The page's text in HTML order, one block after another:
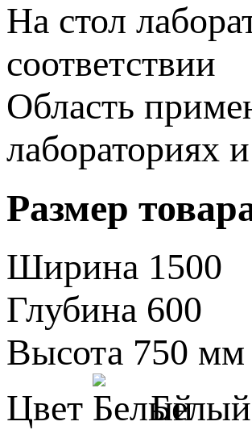
На стол
соответствии
Область
лабораториях
Размер
Ширина 1500
Глубина 600
Высота 750 мм
Цвет
Белый